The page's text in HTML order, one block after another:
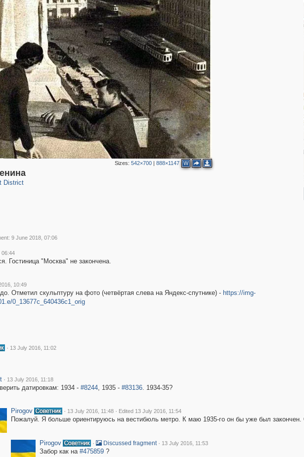
Sizes: 542×700| 888×1147 W
District
356
9 June 2018, 07:06
06:44
Гостиница "Москва" не закончена.
10:49
Отметил скульптуру на фото (четвёртая слева на Яндекс-спутнике) - https://img-
0_13677c_640436c1_orig
· 13 July 2016, 11:02
· 13 July 2016, 11:18
датировкам: 1934 - #8244, 1935 - #83136. 1934-35?
Pirogov · 13 July 2016, 11:48 · Edited 13 July 2016, 11:54
Пожалуй. Я больше ориентируюсь на вестибюль метро. К маю 1935-го он бы уже был закончен.
Pirogov · Discussed fragment · 13 July 2016, 11:53
Забор как на #475859?